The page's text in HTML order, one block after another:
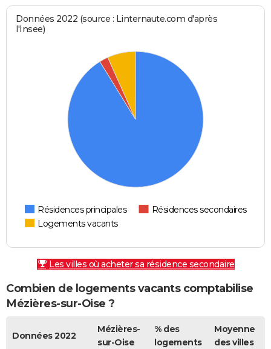
Données 2022 (source : Linternaute.com d'après
l'Insee)
Résidences principales
Résidences secondaires
Logements vacants
Les villes où acheter sa résidence secondaire
Combien de logements vacants comptabilise
Mézières-sur-Oise ?
Données 2022
Mézières-
sur-Oise
% des
logements
Moyenne
des villes